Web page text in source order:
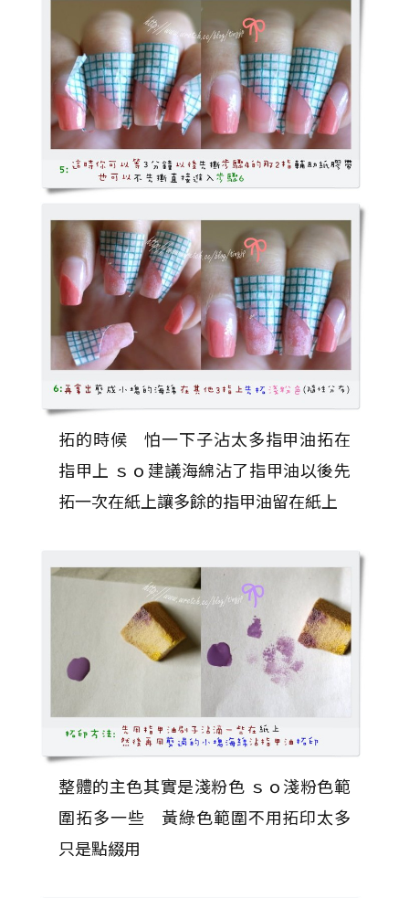
拓的時候 怕一下子沾太多指甲油拓在
指甲上 ｓｏ建議海綿沾了指甲油以後先
拓一次在紙上讓多餘的指甲油留在紙上
整體的主色其實是淺粉色 ｓｏ淺粉色範
圍拓多一些 黃綠色範圍不用拓印太多
只是點綴用